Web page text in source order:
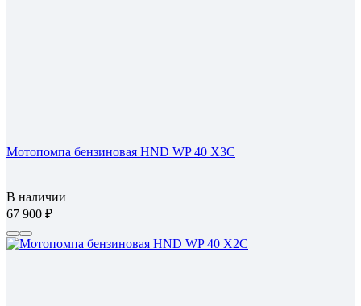
Мотопомпа бензиновая HND WP 40 X3C
В наличии
67 900